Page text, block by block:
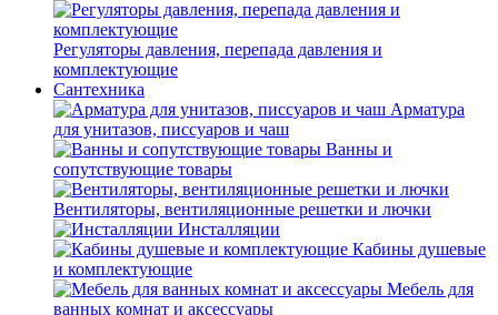
Регуляторы давления, перепада давления и
комплектующие
Сантехника
Арматура
для унитазов, писсуаров и чаш
Ванны и
сопутствующие товары
Вентиляторы, вентиляционные решетки и лючки
Инсталляции
Кабины душевые
и комплектующие
Мебель для
ванных комнат и аксессуары